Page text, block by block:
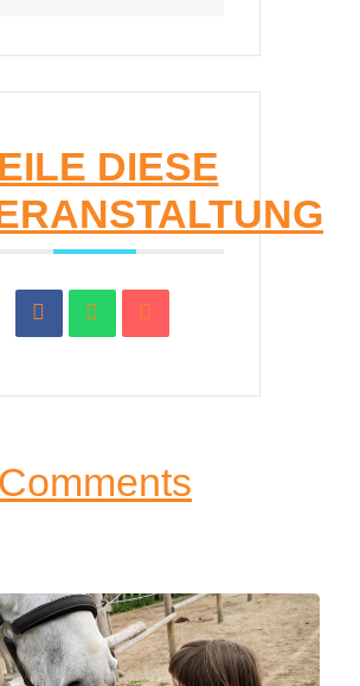
DIESE
Comments